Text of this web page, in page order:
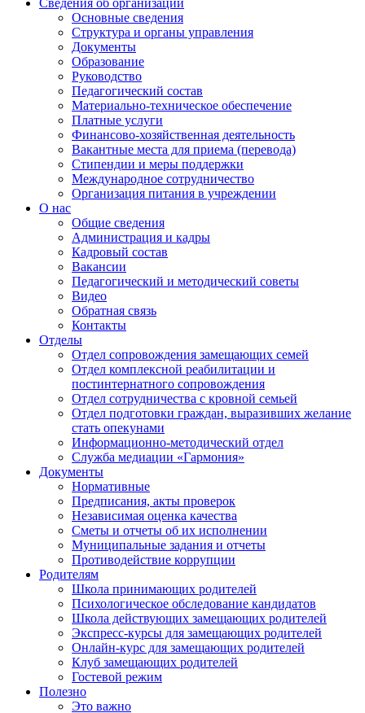
Сведения об организации
Основные сведения
Структура и органы управления
Документы
Образование
Руководство
Педагогический состав
Материально-техническое обеспечение
Платные услуги
Финансово-хозяйственная деятельность
Вакантные места для приема (перевода)
Стипендии и меры поддержки
Международное сотрудничество
Организация питания в учреждении
О нас
Общие сведения
Администрация и кадры
Кадровый состав
Вакансии
Педагогический и методический советы
Видео
Обратная связь
Контакты
Отделы
Отдел сопровождения замещающих семей
Отдел комплексной реабилитации и
постинтернатного сопровождения
Отдел сотрудничества с кровной семьей
Отдел подготовки граждан, выразивших желание
стать опекунами
Информационно-методический отдел
Служба медиации «Гармония»
Документы
Нормативные
Предписания, акты проверок
Независимая оценка качества
Сметы и отчеты об их исполнении
Муниципальные задания и отчеты
Противодействие коррупции
Родителям
Школа принимающих родителей
Психологическое обследование кандидатов
Школа действующих замещающих родителей
Экспресс-курсы для замещающих родителей
Онлайн-курс для замещающих родителей
Клуб замещающих родителей
Гостевой режим
Полезно
Это важно